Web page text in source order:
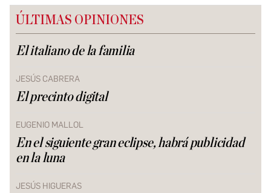
ÚLTIMAS OPINIONES
El italiano de la familia
JESÚS CABRERA
El precinto digital
EUGENIO MALLOL
En el siguiente gran eclipse, habrá publicidad
en la luna
JESÚS HIGUERAS